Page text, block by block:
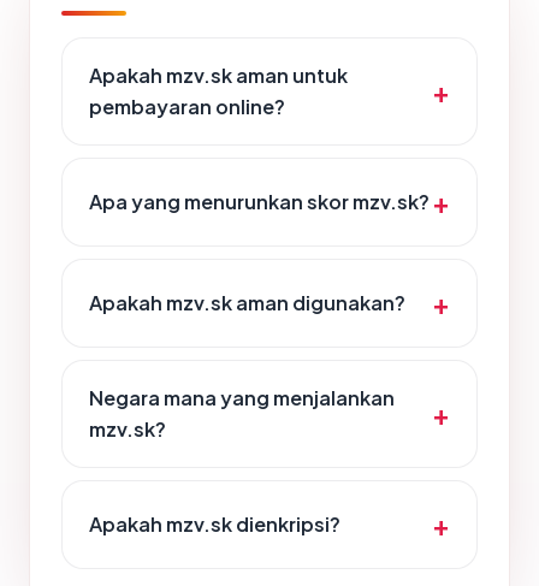
Apakah mzv.sk aman untuk
pembayaran online?
Apa yang menurunkan skor mzv.sk?
Apakah mzv.sk aman digunakan?
Negara mana yang menjalankan
mzv.sk?
Apakah mzv.sk dienkripsi?